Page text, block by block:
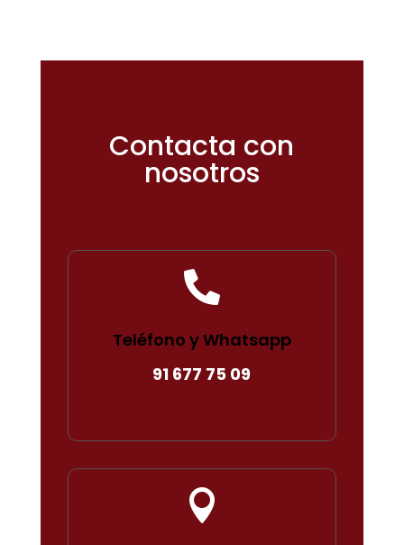
Contacta con
nosotros

Teléfono y Whatsapp
91 677 75 09
